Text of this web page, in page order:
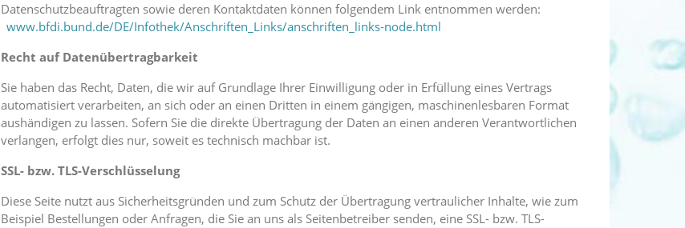
Datenschutzbeauftragten sowie deren Kontaktdaten können folgendem Link entnommen werden:
www.bfdi.bund.de/DE/Infothek/Anschriften_Links/anschriften_links-node.html
Recht auf Datenübertragbarkeit
Sie haben das Recht, Daten, die wir auf Grundlage Ihrer Einwilligung oder in Erfüllung eines Vertrags
automatisiert verarbeiten, an sich oder an einen Dritten in einem gängigen, maschinenlesbaren Format
aushändigen zu lassen. Sofern Sie die direkte Übertragung der Daten an einen anderen Verantwortlichen
verlangen, erfolgt dies nur, soweit es technisch machbar ist.
SSL- bzw. TLS-Verschlüsselung
Diese Seite nutzt aus Sicherheitsgründen und zum Schutz der Übertragung vertraulicher Inhalte, wie zum
Beispiel Bestellungen oder Anfragen, die Sie an uns als Seitenbetreiber senden, eine SSL- bzw. TLS-